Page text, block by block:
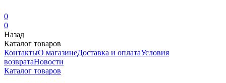
0
0
Назад
Каталог товаров
КонтактыО магазинеДоставка и оплатаУсловия
возвратаНовости
Каталог товаров